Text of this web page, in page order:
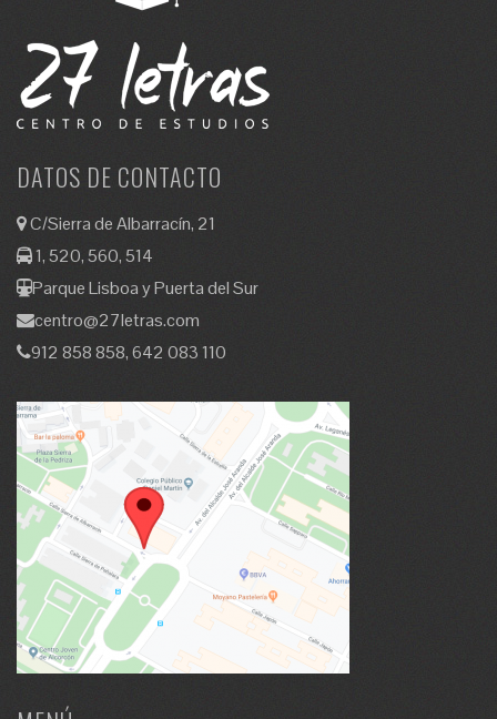
DATOS DE CONTACTO
C/Sierra de Albarracín, 21
1, 520, 560, 514
Parque Lisboa y Puerta del Sur
centro@27letras.com
912 858 858, 642 083 110